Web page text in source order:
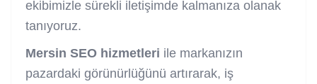
ekibimizle sürekli iletişimde kalmanıza olanak
tanıyoruz.
Mersin SEO hizmetleri ile markanızın
pazardaki görünürlüğünü artırarak, iş